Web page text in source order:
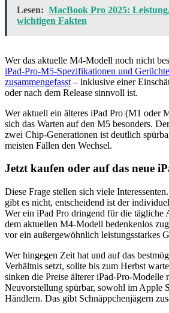
Lesen: MacBook Pro 2025:
wichtigen Fakten
Wer das aktuelle M4-Modell noch nicht
iPad-Pro-M5-Spezifikationen und
zusammengefasst – inklusive einer
oder nach dem Release sinnvoll ist.
Wer aktuell ein älteres iPad Pro (M1 oder
sich das Warten auf den M5 besonders.
zwei Chip-Generationen ist deutlich
meisten Fällen den Wechsel.
Jetzt kaufen oder auf das neue
Diese Frage stellen sich viele
gibt es nicht, entscheidend ist der
Wer ein iPad Pro dringend für die tägliche
dem aktuellen M4-Modell bedenkenlos
vor ein außergewöhnlich leistungsstarkes
Wer hingegen Zeit hat und auf das
Verhältnis setzt, sollte bis zum Herbst
sinken die Preise älterer iPad-Pro-Modelle
Neuvorstellung spürbar, sowohl im Apple
Händlern. Das gibt Schnäppchenjägern